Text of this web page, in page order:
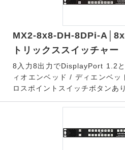
MX2-8x8-DH-8DPi-
トリックススイッチャー
8入力8出力でDisplayPort 1.2
ィオエンベッド / ディエンベッ
ロスポイントスイッチボタンあり